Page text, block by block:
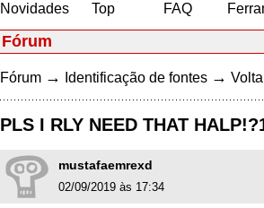
Novidades
Top
FAQ
Fórum
Fórum → Identificação de fontes →
PLS I RLY NEED THAT
mustafaemrexd
02/09/2019 às 17:34